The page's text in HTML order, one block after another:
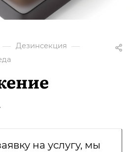
— Дезинсекция —
на услугу, мы